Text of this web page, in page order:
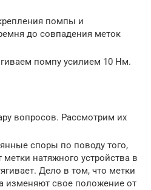
помпы и
до совпадения меток
помпу усилием 10 Нм.
вопросов. Рассмотрим их
споры по поводу того,
метки натяжного устройства в
Дело в том, что метки
изменяют свое положение от